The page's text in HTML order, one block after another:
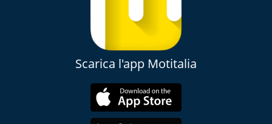
Scarica l'app Motitalia